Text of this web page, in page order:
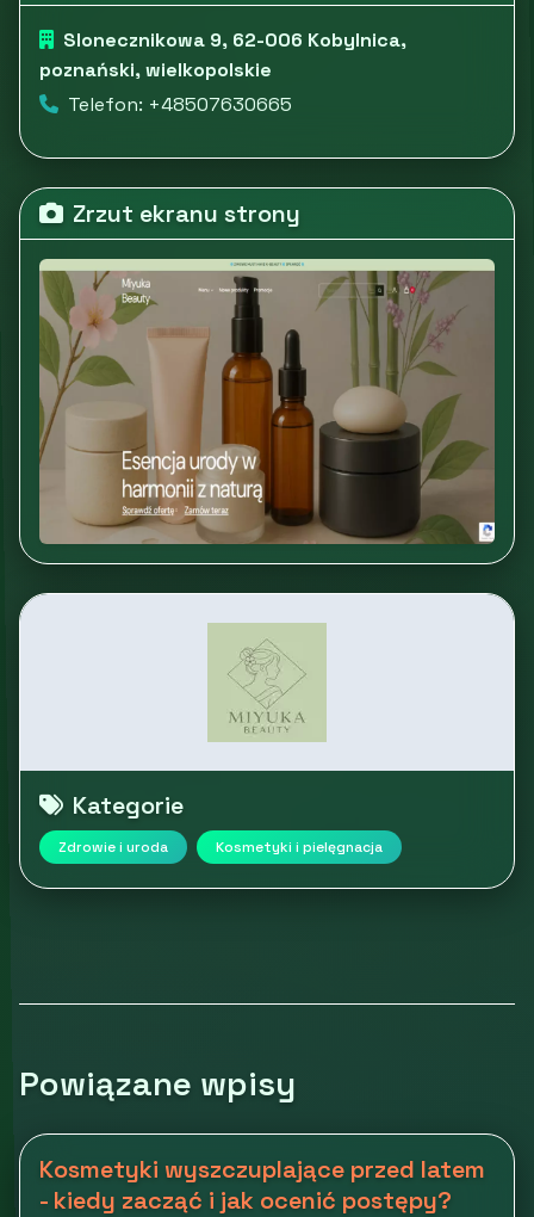
Slonecznikowa 9, 62-006 Kobylnica,
poznański, wielkopolskie
Telefon: +48507630665
Zrzut ekranu strony
Kategorie
Zdrowie i uroda Kosmetyki i pielęgnacja
Powiązane wpisy
Kosmetyki wyszczuplające przed latem
- kiedy zacząć i jak ocenić postępy?